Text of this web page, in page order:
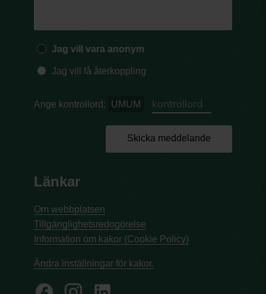
Jag vill vara anonym
Jag vill få återkoppling
Ange kontrollord: UMUM
Skicka meddelande
Länkar
Om webbplatsen
Tillgänglighetsredogörelse
Information om kakor (Cookie Policy)
Ändra inställningar för kakor.